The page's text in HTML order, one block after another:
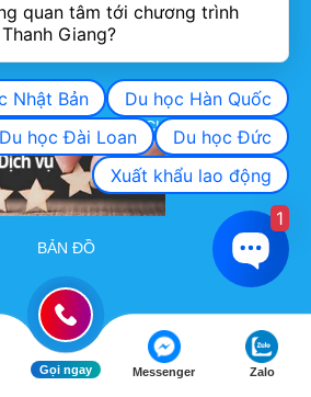
FANPAGE
CHẤT LƯỢNG DỊCH VỤ
BẢN ĐỒ
Gọi ngay Messenger Zalo
quan tâm tới chương trình
Giang?
Nhật Bản
Du học Hàn Quốc
Du học Đài Loan
Du học Đức
Xuất khẩu lao động
1